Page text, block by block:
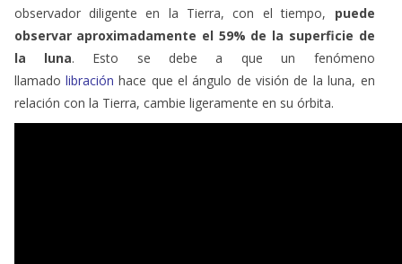
observador diligente en la Tierra, con el tiempo,
puede
observar aproximadamente el 59% de la superficie de
la luna. Esto se debe a que un fenómeno
llamado libración hace que el ángulo de visión de la luna, en
relación con la Tierra, cambie ligeramente en su órbita.